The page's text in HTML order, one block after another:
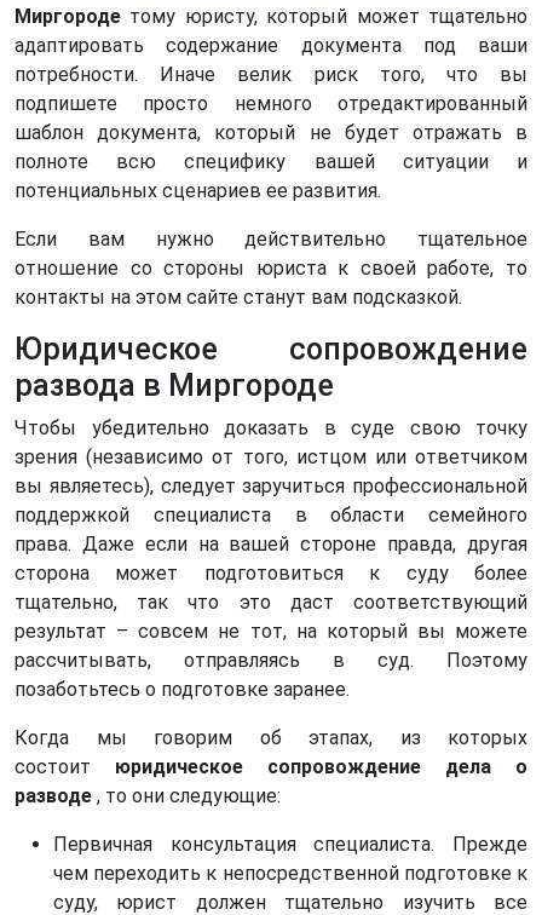
Миргороде тому юристу, который может тщательно
адаптировать содержание документа под ваши
потребности. Иначе велик риск того, что вы
подпишете просто немного отредактированный
шаблон документа, который не будет отражать в
полноте всю специфику вашей ситуации и
потенциальных сценариев ее развития.
Если вам нужно действительно тщательное
отношение со стороны юриста к своей работе, то
контакты на этом сайте станут вам подсказкой.
Юридическое сопровождение
развода в Миргороде
Чтобы убедительно доказать в суде свою точку
зрения (независимо от того, истцом или ответчиком
вы являетесь), следует заручиться профессиональной
поддержкой специалиста в области семейного
права. Даже если на вашей стороне правда, другая
сторона может подготовиться к суду более
тщательно, так что это даст соответствующий
результат – совсем не тот, на который вы можете
рассчитывать, отправляясь в суд. Поэтому
позаботьтесь о подготовке заранее.
Когда мы говорим об этапах, из которых
состоит юридическое сопровождение дела о
разводе , то они следующие:
Первичная консультация специалиста. Прежде
чем переходить к непосредственной подготовке к
суду, юрист должен тщательно изучить все